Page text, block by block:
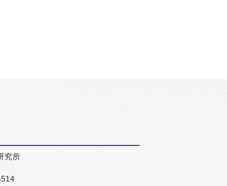
究所